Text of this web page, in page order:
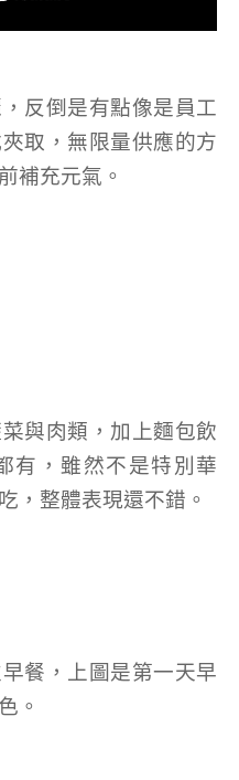
反倒是有點像是員工
取，無限量供應的方
補充元氣。
與肉類，加上麵包飲
有，雖然不是特別華
，整體表現還不錯。
餐，上圖是第一天早
。